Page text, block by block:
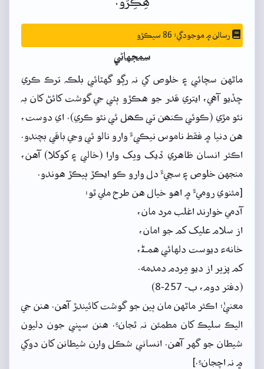
رسالن ۾ موجودگي: 86 سيڪڙو
سمجهاڻي
ماڻهن سچائي ۽ خلوص کي نہ رڳو گهٽائي بلڪہ ترڪ ڪري
ڇڏيو آهي، ايتري قدر جو هڪڙو ٻئي جي گوشت کائڻ کان بہ
نٿو مڙي (ڪوئي ڪنھن تي ڪھل ئي نٿو ڪري). اي دوست،
هن دنيا ۾ فقط ناموس نيڪيءَ وارو نالو ئي وڃي باقي بچندو.
اڪثر انسان ظاهري ڏيک ويک وارا (خالي ۽ کوکلا) آهن،
منجهن خلوص ۽ سچيءَ دل وارو ڪو ايڪڙ ٻيڪڙ هوندو.
[مثنوي روميءَ ۾ اهو خيال هن طرح ملي ٿو:
آدمي خوارند اغلب مرد مان،
از سلام عليک کم جو امان،
خانهء ديوست دلهائي همـﮣ،
کم پزير از ديو مِردم دمدمه.
(دفتر دوم، ب- 257-8)
معنيٰ: اڪثر ماڻهن مان ٻين جو گوشت کائيندڙ آهن. هنن جي
اليڪ سليڪ کان مطمئن نہ ٿجانءِ. هنن سڀني جون دليون
شيطان جو گهر آهن. انساني شڪل وارن شيطانن کان دوکي
۾ نہ اچجانءِ.]